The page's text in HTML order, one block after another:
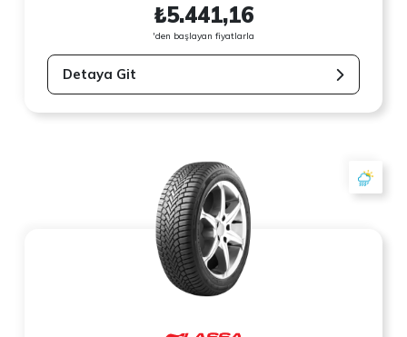
₺5.441,16
'den başlayan fiyatlarla
Detaya Git